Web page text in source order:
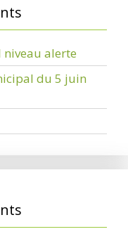
niveau alerte
du 5 juin